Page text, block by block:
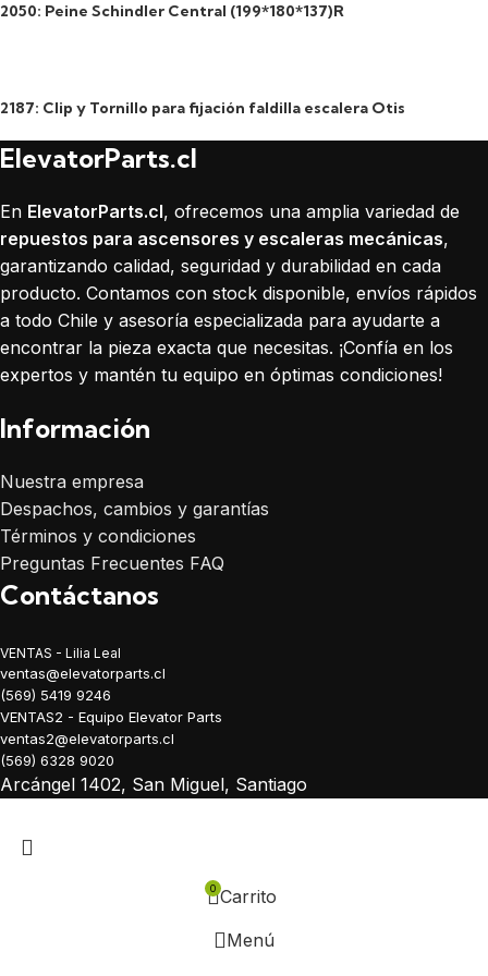
2050: Peine Schindler Central (199*180*137)R
2187: Clip y Tornillo para fijación faldilla escalera Otis
ElevatorParts.cl
En ElevatorParts.cl, ofrecemos una amplia variedad de
repuestos para ascensores y escaleras mecánicas,
garantizando calidad, seguridad y durabilidad en cada
producto. Contamos con stock disponible, envíos rápidos
a todo Chile y asesoría especializada para ayudarte a
encontrar la pieza exacta que necesitas. ¡Confía en los
expertos y mantén tu equipo en óptimas condiciones!
Información
Nuestra empresa
Despachos, cambios y garantías
Términos y condiciones
Preguntas Frecuentes FAQ
Contáctanos
VENTAS - Lilia Leal
ventas@elevatorparts.cl
(569) 5419 9246
VENTAS2 - Equipo Elevator Parts
ventas2@elevatorparts.cl
(569) 6328 9020
Arcángel 1402, San Miguel, Santiago
0 Carrito
Menú